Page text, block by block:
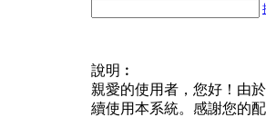
說明︰
親愛的使用者，您好！由
續使用本系統。感謝您的配